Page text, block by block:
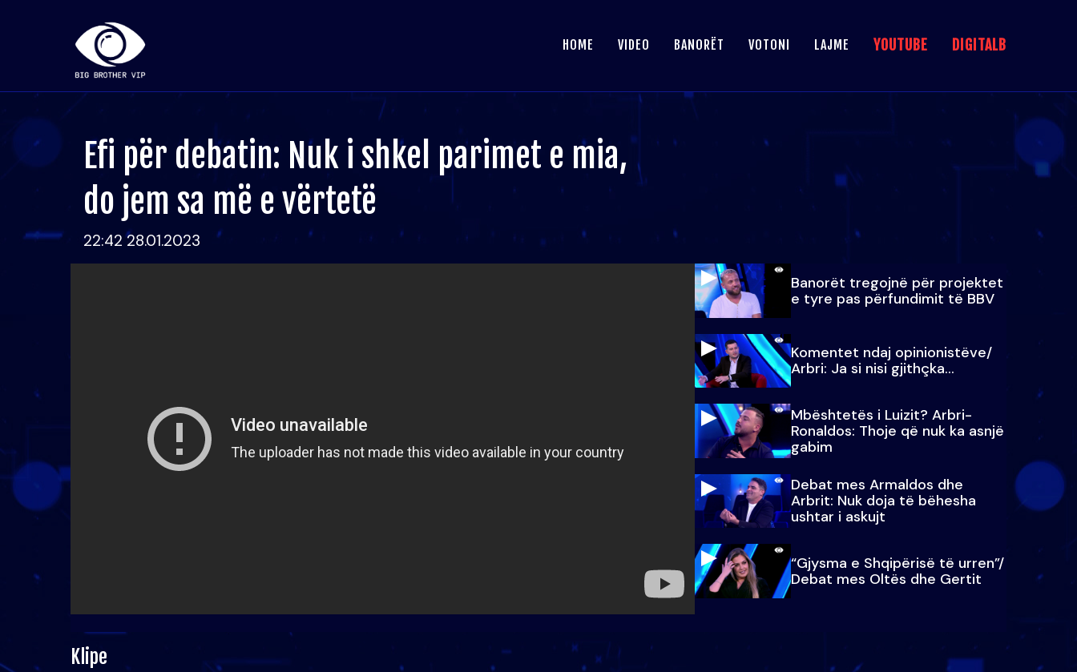
HOME VIDEO BANORËT VOTONI LAJME YOUTUBE DIGITALB
Efi për debatin: Nuk i shkel parimet e mia,
do jem sa më e vërtetë
22:42 28.01.2023
Banorët tregojnë për projektet
e tyre pas përfundimit të BBV
Komentet ndaj opinionistëve/
Arbri: Ja si nisi gjithçka…
Mbështetës i Luizit? Arbri-
Ronaldos: Thoje që nuk ka asnjë
gabim
Debat mes Armaldos dhe
Arbrit: Nuk doja të bëhesha
ushtar i askujt
“Gjysma e Shqipërisë të urren”/
Debat mes Oltës dhe Gertit
Klipe